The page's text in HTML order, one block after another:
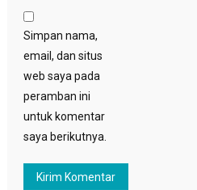
Simpan nama,
email, dan situs
web saya pada
peramban ini
untuk komentar
saya berikutnya.